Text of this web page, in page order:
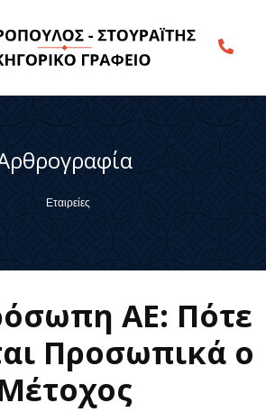
Εταιρείες
ΑΕ: Πότε
Προσωπικά ο
Μέτοχος